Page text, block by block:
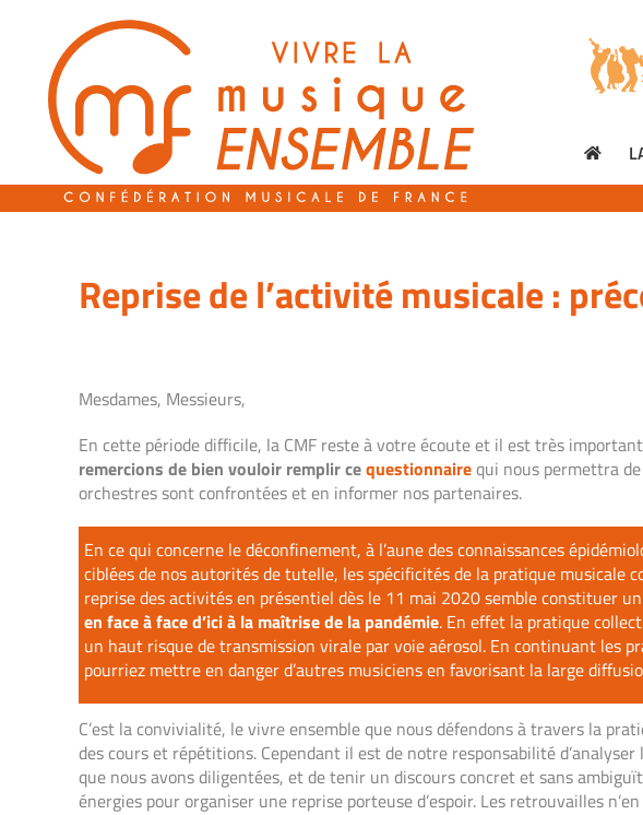
contenu
Reprise de l’activité musicale :
Mesdames, Messieurs,
En cette période difficile, la CMF reste à votre écoute et il est très
remercions de bien vouloir remplir cequestionnairequi nous permettra
orchestres sont confrontées et en informer nos partenaires.
En ce qui concerne le déconfinement, à l’aune des connaissances
ciblées de nos autorités de tutelle, les spécificités de la pratique musicale
reprise des activités en présentiel dès le 11 mai 2020 semble constituer
en face à face d’ici à la maîtrise de la pandémie. En effet la pratique
un haut risque de transmission virale par voie aérosol. En continuant les
pourriez mettre en danger d’autres musiciens en favorisant la large
C’est la convivialité, le vivre ensemble que nous défendons à travers la
des cours et répétitions. Cependant il est de notre responsabilité
que nous avons diligentées, et de tenir un discours concret et sans
énergies pour organiser une reprise porteuse d’espoir. Les retrouvailles